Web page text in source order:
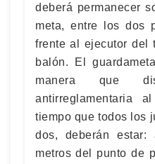
deberá permanecer
meta, entre los dos
frente al ejecutor del
balón. El
manera que
antirreglamentaria
tiempo que todos los
dos, deberán
metros del punto de